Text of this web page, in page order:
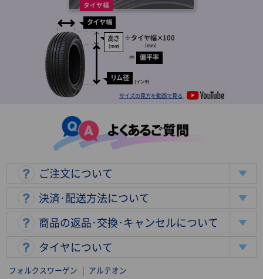
タイヤ幅
タイヤ幅
高さ
(mm)
÷タイヤ幅
(mm)
×100
＝ 偏平率
リム径 (インチ)
サイズの見方を動画で見る
ご注文について
決済･配送方法について
商品の返品･交換･キャンセルについて
タイヤについて
フォルクスワーゲン | アルテオン